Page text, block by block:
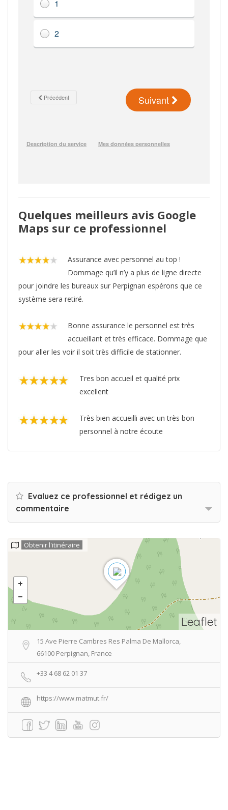
Quelques meilleurs avis Google
Maps sur ce professionnel
Assurance avec personnel au top !
Dommage qu’il n’y a plus de ligne directe
pour joindre les bureaux sur Perpignan espérons que ce
système sera retiré.
Bonne assurance le personnel est très
accueillant et très efficace. Dommage que
pour aller les voir il soit très difficile de stationner.
Tres bon accueil et qualité prix
excellent
Très bien accueilli avec un très bon
personnel à notre écoute
Evaluez ce professionnel et rédigez un
commentaire
Leaflet
Obtenir l'itinéraire
15 Ave Pierre Cambres Res Palma De Mallorca,
66100 Perpignan, France
+33 4 68 62 01 37
https://www.matmut.fr/